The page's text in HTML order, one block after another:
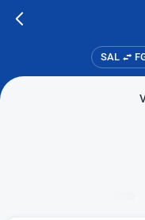
SAL